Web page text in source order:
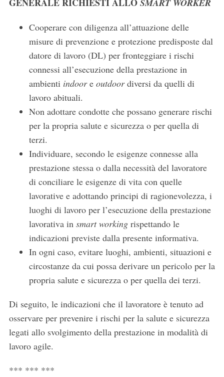
GENERALE RICHIESTI ALLO SMART WORKER
Cooperare con diligenza all’attuazione delle
misure di prevenzione e protezione predisposte dal
datore di lavoro (DL) per fronteggiare i rischi
connessi all’esecuzione della prestazione in
ambienti indoore outdoordiversi da quelli di
lavoro abituali.
Non adottare condotte che possano generare rischi
per la propria salute e sicurezza o per quella di
terzi.
Individuare, secondo le esigenze connesse alla
prestazione stessa o dalla necessità del lavoratore
di conciliare le esigenze di vita con quelle
lavorative e adottando principi di ragionevolezza, i
luoghi di lavoro per l’esecuzione della prestazione
lavorativa in smart workingrispettando le
indicazioni previste dalla presente informativa.
In ogni caso, evitare luoghi, ambienti, situazioni e
circostanze da cui possa derivare un pericolo per la
propria salute e sicurezza o per quella dei terzi.
Di seguito, le indicazioni che il lavoratore è tenuto ad
osservare per prevenire i rischi per la salute e sicurezza
legati allo svolgimento della prestazione in modalità di
lavoro agile.
*** *** ***
S
e
h
f
o
r
: